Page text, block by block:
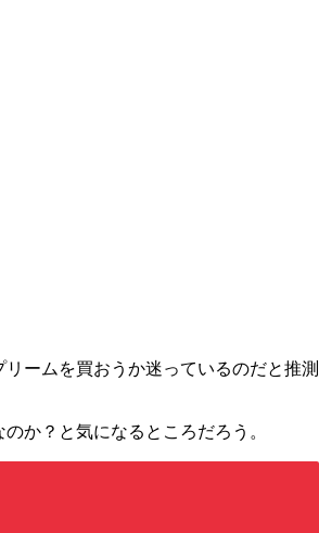
ームを買おうか迷っているのだと推測
か？と気になるところだろう。